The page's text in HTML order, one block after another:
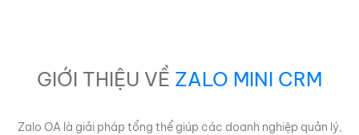
GIỚI THIỆU VỀ ZALO MINI CRM
Zalo OA là giải pháp tổng thể giúp các doanh nghiệp quản lý,